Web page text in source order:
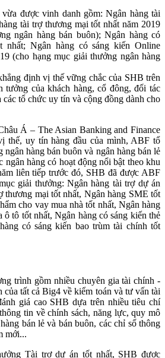
được vinh danh gồm: Ngân hàng tài
tài trợ thương mại tốt nhất năm 2019
ngân hàng bán buôn); Ngân hàng có
nhất; Ngân hàng có sáng kiến Online
(cho hạng mục giải thưởng ngân hàng
định vị thế vững chắc của SHB trên
tưởng của khách hàng, cổ đông, đối tác
tổ chức uy tín và cộng đồng dành cho
Á – The Asian Banking and Finance
thế, uy tín hàng đầu của mình, ABF tổ
hàng bán buôn và ngân hàng bán lẻ
ngân hàng có hoạt động nổi bật theo khu
liên tiếp trước đó, SHB đã được ABF
giải thưởng: Ngân hàng tài trợ dự án
thương mại tốt nhất, Ngân hàng SME tốt
cho vay mua nhà tốt nhất, Ngân hàng
ô tô tốt nhất, Ngân hàng có sáng kiến thẻ
có sáng kiến bao trùm tài chính tốt
trình gồm nhiều chuyên gia tài chính -
của tất cả Big4 về kiểm toán và tư vấn tài
giá cao SHB dựa trên nhiều tiêu chí
tin về chính sách, năng lực, quy mô
bán lẻ và bán buôn, các chỉ số thông
mới...
Tài trợ dự án tốt nhất, SHB được